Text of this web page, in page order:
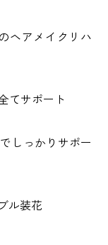
ヘアメイクリハ
てサポート
しっかりサポー
ル装花